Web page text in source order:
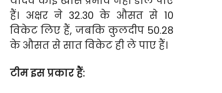
हैं। अक्षर ने 32.30 के औसत से 10
विकेट लिए हैं, जबकि कुलदीप 50.28
के औसत से सात विकेट ही ले पाए हैं।
टीम इस प्रकार हैं: